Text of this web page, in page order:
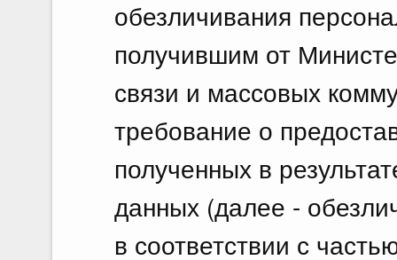
обезличивания
получившим от
связи и массовых
требование о
полученных в
данных (далее -
в соответствии с